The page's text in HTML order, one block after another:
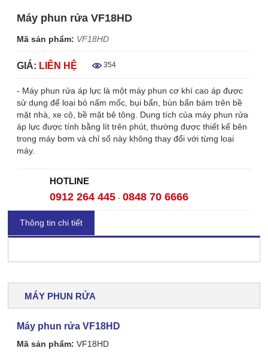
Máy phun rửa VF18HD
Mã sản phẩm: VF18HD
GIÁ: LIÊN HỆ
- Máy phun rửa áp lực là một máy phun cơ khí cao áp được
sử dụng để loại bỏ nấm mốc, bụi bẩn, bùn bẩn bám trên bề
mặt nhà, xe cộ, bề mặt bê tông. Dung tích của máy phun rửa
áp lực được tính bằng lít trên phút, thường được thiết kế bên
trong máy bơm và chỉ số này không thay đổi với từng loại
máy.
354
HOTLINE
0912 264 445 -0848 70 6666
Thông tin chi tiết
MÁY PHUN RỬA
Máy phun rửa VF18HD
Mã sản phẩm:VF18HD